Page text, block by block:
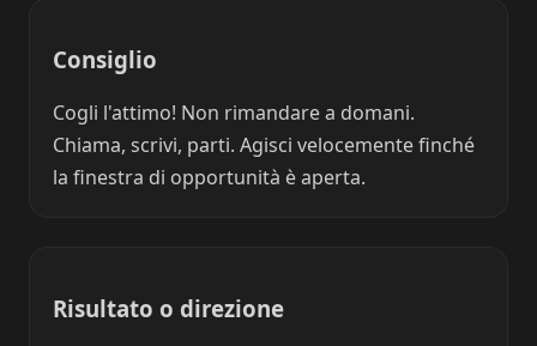
Consiglio
Cogli l'attimo! Non rimandare a domani.
Chiama, scrivi, parti. Agisci velocemente finché
la finestra di opportunità è aperta.
Risultato o direzione